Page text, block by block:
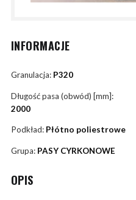
INFORMACJE
Granulacja: P320
Długość pasa (obwód) [mm]:
2000
Podkład: Płótno poliestrowe
Grupa: PASY CYRKONOWE
OPIS